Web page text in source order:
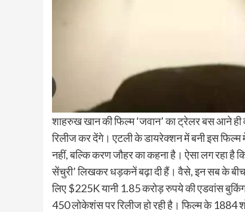
शाहरुख खान की फिल्‍म ‘जवान’ का ट्रेलर बस आने ही
रिलीज कर देंगे। एटली के डायरेक्‍शन में बनी इस
नहीं, बल्‍क‍ि करण जौहर का कहना है। ऐसा लग रहा है
सेंचुरी’ लिखकर धड़कनें बढ़ा दी हैं। वैसे, इन सब के
लिए $225K यानी 1.85 करोड़ रुपये की एडवांस
450 लोकेशंस पर रिलीज हो रही है। फिल्‍म के 1884